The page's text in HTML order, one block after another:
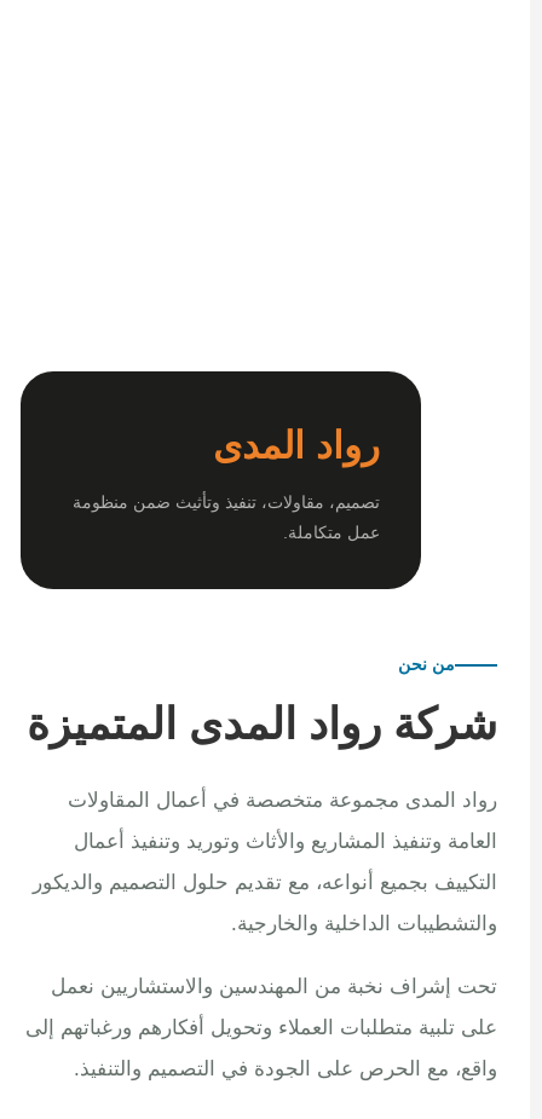
رواد المدى
تصميم، مقاولات، تنفيذ وتأثيث ضمن منظومة
عمل متكاملة.
من نحن
شركة رواد المدى المتميزة
رواد المدى مجموعة متخصصة في أعمال المقاولات
العامة وتنفيذ المشاريع والأثاث وتوريد وتنفيذ أعمال
التكييف بجميع أنواعه، مع تقديم حلول التصميم والديكور
والتشطيبات الداخلية والخارجية.
تحت إشراف نخبة من المهندسين والاستشاريين نعمل
على تلبية متطلبات العملاء وتحويل أفكارهم ورغباتهم إلى
واقع، مع الحرص على الجودة في التصميم والتنفيذ.